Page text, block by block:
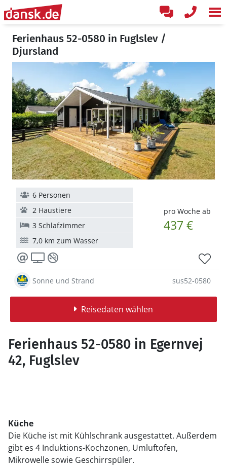
Ferienhaus 52-0580 in Fuglslev /
Djursland
pro Woche ab
437 €
6 Personen
2 Haustiere
3 Schlafzimmer
7,0 km zum Wasser
Sonne und Strand sus52-0580
Reisedaten wählen
Ferienhaus 52-0580 in Egernvej
42, Fuglslev
Küche
Die Küche ist mit Kühlschrank ausgestattet. Außerdem
gibt es 4 Induktions-Kochzonen, Umluftofen,
Mikrowelle sowie Geschirrspüler.